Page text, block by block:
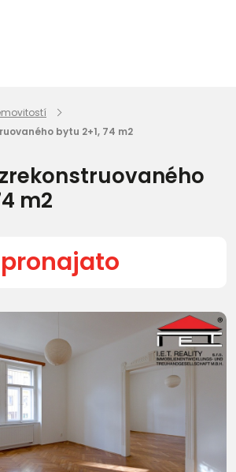
bytu 2+1, 74 m2
m2
pronajato
Další fotografie (9)